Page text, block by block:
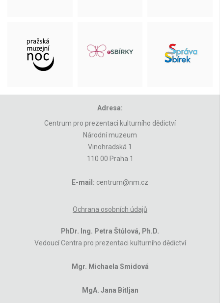
Adresa:
Centrum pro prezentaci kulturního dědictví
Národní muzeum
Vinohradská 1
110 00 Praha 1
E-mail: centrum@nm.cz
Ochrana osobních údajů
PhDr. Ing. Petra Štůlová, Ph.D.
Vedoucí Centra pro prezentaci kulturního dědictví
Mgr. Michaela Smidová
MgA. Jana Bitljan